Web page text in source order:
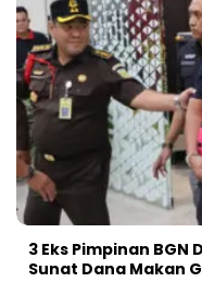
3 Eks Pimpinan
Sunat Dana Makan